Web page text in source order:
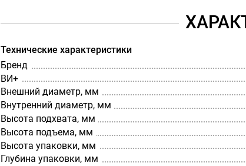
Технические характеристики
Бренд
ВИ+
Внешний диаметр, мм
Внутренний диаметр, мм
Высота подхвата, мм
Высота подъема, мм
Высота упаковки, мм
Глубина упаковки, мм